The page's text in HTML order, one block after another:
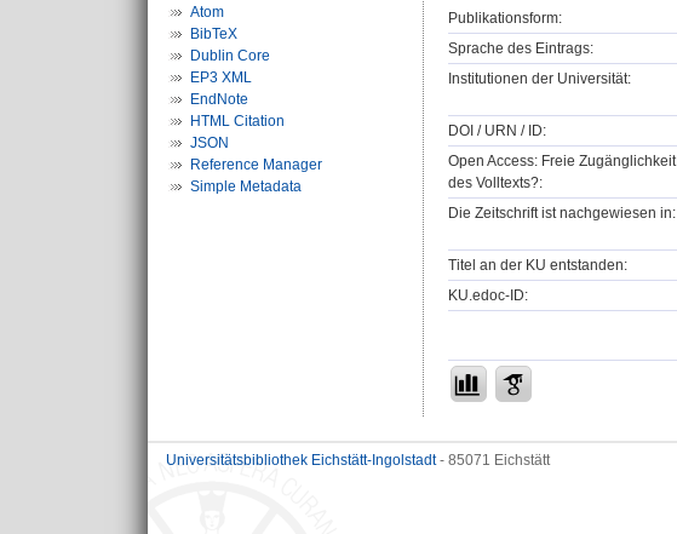
Atom
BibTeX
Dublin Core
EP3 XML
EndNote
HTML Citation
JSON
Reference Manager
Simple Metadata
Publikationsform:
Sprache des Eintrags:
Institutionen der Universität:
DOI / URN / ID:
Open Access: Freie Zugänglichkeit
des Volltexts?:
Die Zeitschrift ist nachgewiesen in:
Titel an der KU entstanden:
KU.edoc-ID:
Universitätsbibliothek Eichstätt-Ingolstadt- 85071 Eichstätt